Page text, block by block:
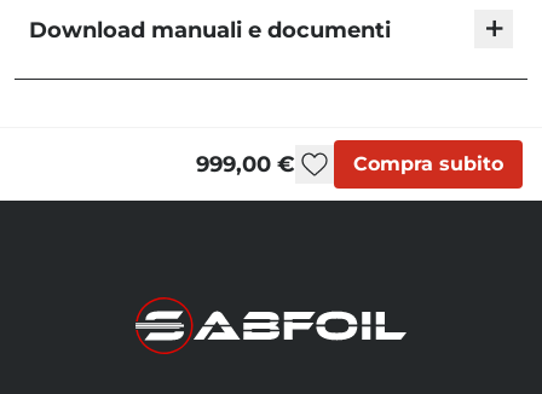
Download manuali e documenti +
999,00 € Compra subito